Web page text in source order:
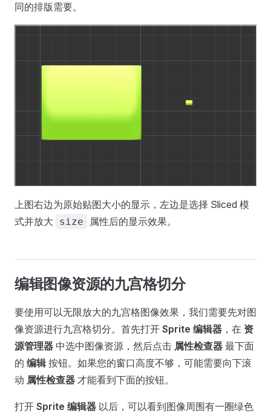
同的排版需要。
上图右边为原始贴图大小的显示，左边是选择 Sliced 模
式并放大
size 属性后的显示效果。
编辑图像资源的九宫格切分
要使用可以无限放大的九宫格图像效果，我们需要先对图
像资源进行九宫格切分。首先打开 Sprite 编辑器 ，在 资
源管理器 中选中图像资源，然后点击 属性检查器 最下面
的 编辑按钮。如果您的窗口高度不够，可能需要向下滚
动 属性检查器 才能看到下面的按钮。
打开 Sprite 编辑器 以后，可以看到图像周围有一圈绿色